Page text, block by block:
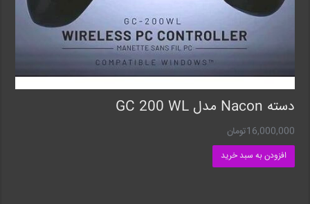
دسته Nacon مدل GC 200 WL
16,000,000تومان
افزودن به سبد خرید